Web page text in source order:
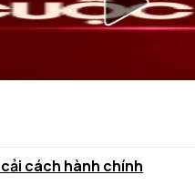
cách hành chính